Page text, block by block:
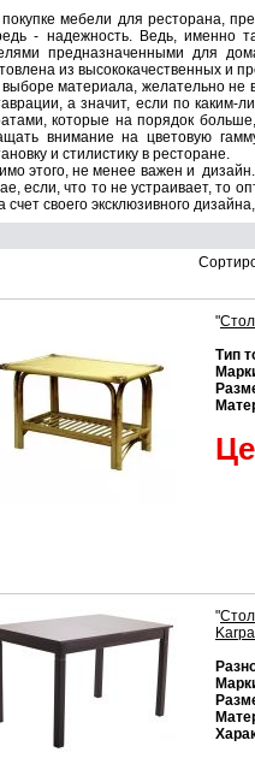
мебели для ресторана,
- надежность. Ведь, именно
предназначенными для
из высококачественных и
материала, желательно не
а значит, если по каким-
которые на порядок
внимание на цветовую
и стилистику в ресторане.
этого, не менее важен и
если, что то не устраивает, то
счет своего эксклюзивного
"
Тип
"